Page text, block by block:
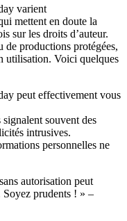
varient
mettent en doute la
sur les droits d’auteur.
de productions protégées,
utilisation. Voici quelques
peut effectivement vous
souvent des
intrusives.
personnelles ne
autorisation peut
Soyez prudents ! » –